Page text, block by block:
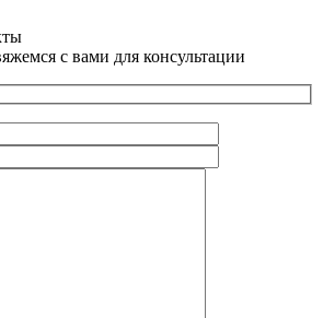
с вами для консультации